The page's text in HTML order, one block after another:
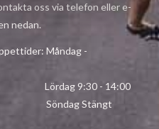
oss via telefon eller e-
nedan.
Måndag -
9:30 - 14:00
Stängt